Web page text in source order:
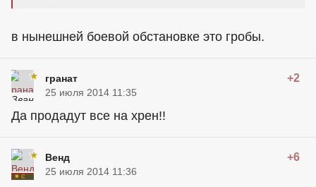
в нынешней боевой обстановке это гробы.
гранат +2
25 июля 2014 11:35
Да продадут все на хрен!!
Венд +6
25 июля 2014 11:36